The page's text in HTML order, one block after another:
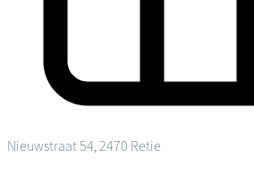
Nieuwstraat 54, 2470 Retie